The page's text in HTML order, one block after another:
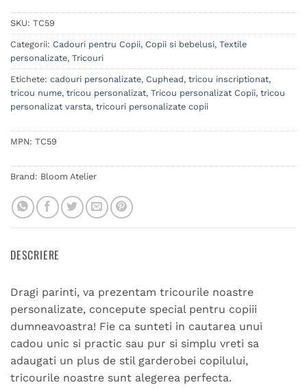
SKU: TC59
Categorii: Cadouri pentru Copii, Copii si bebelusi, Textile
personalizate, Tricouri
Etichete: cadouri personalizate, Cuphead, tricou inscriptionat,
tricou nume, tricou personalizat, Tricou personalizat Copii, tricou
personalizat varsta, tricouri personalizate copii
MPN: TC59
Brand: Bloom Atelier
DESCRIERE
Dragi parinti, va prezentam tricourile noastre
personalizate, concepute special pentru copiii
dumneavoastra! Fie ca sunteti in cautarea unui
cadou unic si practic sau pur si simplu vreti sa
adaugati un plus de stil garderobei copilului,
tricourile noastre sunt alegerea perfecta.